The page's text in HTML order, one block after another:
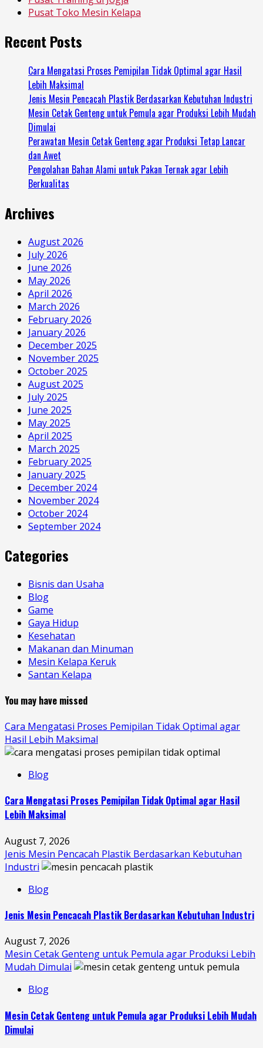
Pusat Toko Mesin Kelapa
Recent Posts
Cara Mengatasi Proses Pemipilan Tidak Optimal agar Hasil
Lebih Maksimal
Jenis Mesin Pencacah Plastik Berdasarkan Kebutuhan Industri
Mesin Cetak Genteng untuk Pemula agar Produksi Lebih Mudah
Dimulai
Perawatan Mesin Cetak Genteng agar Produksi Tetap Lancar
dan Awet
Pengolahan Bahan Alami untuk Pakan Ternak agar Lebih
Berkualitas
Archives
August 2026
July 2026
June 2026
May 2026
April 2026
March 2026
February 2026
January 2026
December 2025
November 2025
October 2025
August 2025
July 2025
June 2025
May 2025
April 2025
March 2025
February 2025
January 2025
December 2024
November 2024
October 2024
September 2024
Categories
Bisnis dan Usaha
Blog
Game
Gaya Hidup
Kesehatan
Makanan dan Minuman
Mesin Kelapa Keruk
Santan Kelapa
You may have missed
Cara Mengatasi Proses Pemipilan Tidak Optimal agar
Hasil Lebih Maksimal
Blog
Cara Mengatasi Proses Pemipilan Tidak Optimal agar Hasil
Lebih Maksimal
August 7, 2026
Jenis Mesin Pencacah Plastik Berdasarkan Kebutuhan
Industri
Blog
Jenis Mesin Pencacah Plastik Berdasarkan Kebutuhan Industri
August 7, 2026
Mesin Cetak Genteng untuk Pemula agar Produksi Lebih
Mudah Dimulai
Blog
Mesin Cetak Genteng untuk Pemula agar Produksi Lebih Mudah
Dimulai